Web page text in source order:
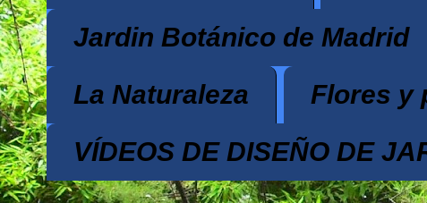
Jardin Botánico de Madrid
La Naturaleza
Flores y
VÍDEOS DE DISEÑO DE